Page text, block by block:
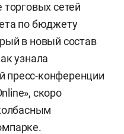
сетей
по бюджету
в новый состав
узнала
пресс-конференции
скоро